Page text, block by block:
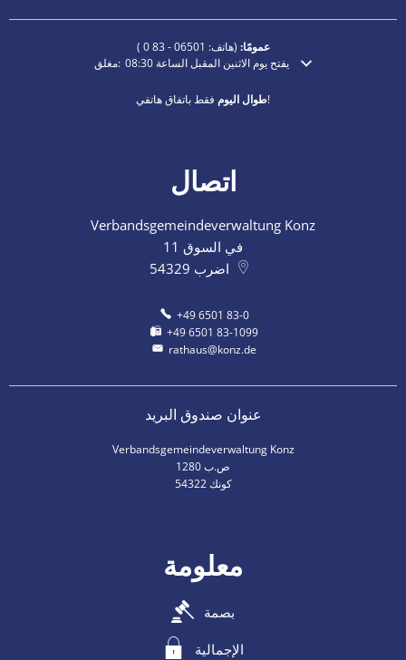
عمومًا: (هاتف:
)
انقر لإخفاء أوقات الفتح أو الإغلاق الإضافية
مغلق: يفتح يوم الاثنين المقبل الساعة 08:30
طوال اليومفقط باتفاق هاتفي!
اتصال
Verbandsgemeindeverwaltung Konz
في السوق 11
54329 اضرب
+49 6501 83-0
+49 6501 83-1099
rathaus@konz.de
عنوان صندوق البريد
Verbandsgemeindeverwaltung Konz
ص.ب 1280
54322 كونك
معلومة
بصمة
الإجمالية